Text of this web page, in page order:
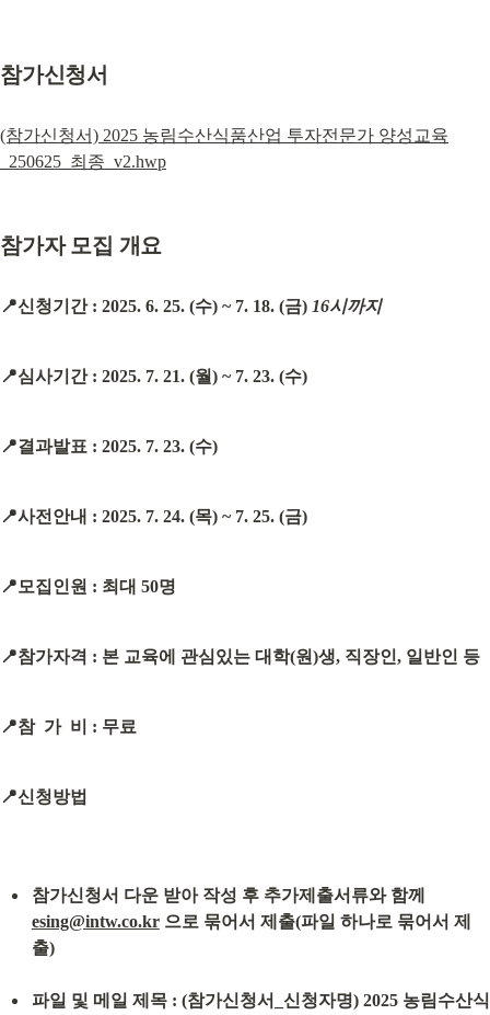
참가신청서
(참가신청서) 2025 농림수산식품산업 투자전문가 양성교육
_250625_최종_v2.hwp
참가자 모집 개요
📍신청기간 : 2025. 6. 25. (수) ~ 7. 18. (금) 16시까지
📍심사기간 : 2025. 7. 21. (월) ~ 7. 23. (수)
📍결과발표 : 2025. 7. 23. (수)
📍사전안내 : 2025. 7. 24. (목) ~ 7. 25. (금)
📍모집인원 : 최대 50명
📍참가자격 : 본 교육에 관심있는 대학(원)생, 직장인, 일반인 등
📍참  가  비 : 무료
📍신청방법
esing@intw.co.kr 으로 묶어서 제출(파일 하나로 묶어서 제
출)
파일 및 메일 제목 : (참가신청서_신청자명) 2025 농림수산식